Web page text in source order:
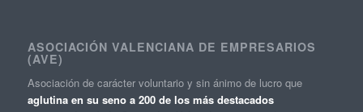
ASOCIACIÓN VALENCIANA DE EMPRESARIOS
(AVE)
Asociación de carácter voluntario y sin ánimo de lucro que
aglutina en su seno a 200 de los más destacados